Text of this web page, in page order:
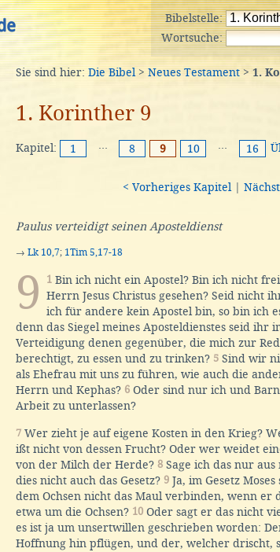
Bibelstelle:
Wortsuche:
Sie sind hier: Die Bibel> Neues Testament>1.
1. Korinther 9
Kapitel: 1 ··· 8 9 10 ··· 16
< Vorheriges Kapitel
Paulus verteidigt seinen Aposteldienst
→ Lk 10,7; 1Tim 5,17-18
9 1 Bin ich nicht ein Apostel? Bin ich nicht
Herrn Jesus Christus gesehen? Seid nicht
ich für andere kein Apostel bin, so bin ich
denn das Siegel meines Aposteldienstes seid ihr
Verteidigung denen gegenüber, die mich zur
berechtigt, zu essen und zu trinken? 5 Sind wir
als Ehefrau mit uns zu führen, wie auch die
Herrn und Kephas? 6 Oder sind nur ich und
Arbeit zu unterlassen?
7 Wer zieht je auf eigene Kosten in den Krieg?
ißt nicht von dessen Frucht? Oder wer weidet
von der Milch der Herde? 8 Sage ich das nur
dies nicht auch das Gesetz? 9 Ja, im Gesetz
dem Ochsen nicht das Maul verbinden, wenn er
etwa um die Ochsen? 10 Oder sagt er das nicht
es ist ja um unsertwillen geschrieben worden:
Hoffnung hin pflügen, und der, welcher drischt,